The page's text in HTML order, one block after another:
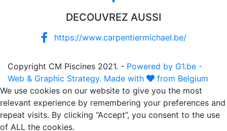
DECOUVREZ AUSSI
https://www.carpentiermichael.be/
Copyright CM Piscines 2021. - Powered by G1.be -
Web & Graphic Strategy. Made with
from Belgium
We use cookies on our website to give you the most
relevant experience by remembering your preferences and
repeat visits. By clicking “Accept”, you consent to the use
of ALL the cookies.